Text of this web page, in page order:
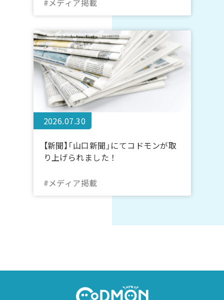
2026.07.30
【新聞】「山口新聞」にてコドモンが取
り上げられました！
#メディア掲載